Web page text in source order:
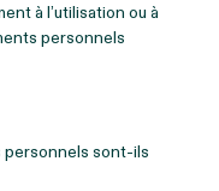
à l’utilisation ou à
personnels
sont-ils